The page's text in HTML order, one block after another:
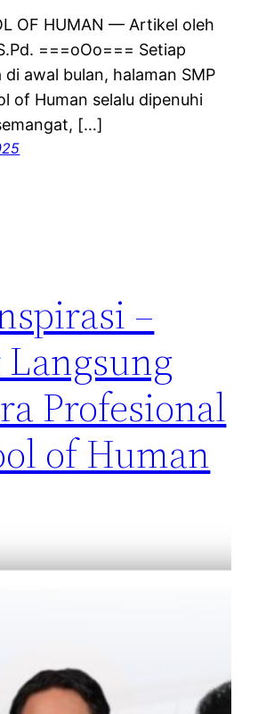
OF HUMAN — Artikel oleh
===oOo=== Setiap
awal bulan, halaman SMP
of Human selalu dipenuhi
[…]
–
Profesional
of Human